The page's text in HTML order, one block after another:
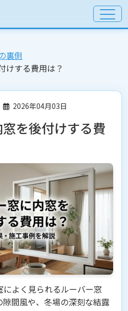
裏側
けする費用は？
2026年04月03日
を後付けする費
よく見られるルーバー窓
隙間風や、冬場の深刻な結露